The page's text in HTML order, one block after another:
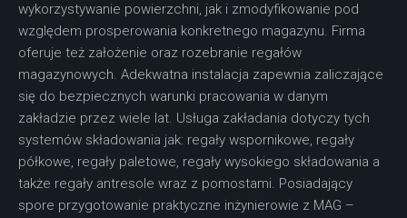
wykorzystywanie powierzchni, jak i zmodyfikowanie pod
względem prosperowania konkretnego magazynu. Firma
oferuje też założenie oraz rozebranie regałów
magazynowych. Adekwatna instalacja zapewnia zaliczające
się do bezpiecznych warunki pracowania w danym
zakładzie przez wiele lat. Usługa zakładania dotyczy tych
systemów składowania jak: regały wspornikowe, regały
półkowe, regały paletowe, regały wysokiego składowania a
także regały antresole wraz z pomostami. Posiadający
spore przygotowanie praktyczne inżynierowie z MAG –